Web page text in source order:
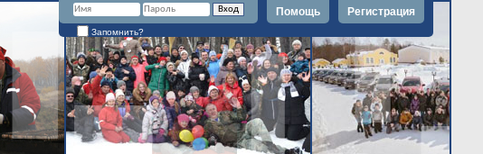
Регистрация
Помощь
Запомнить?